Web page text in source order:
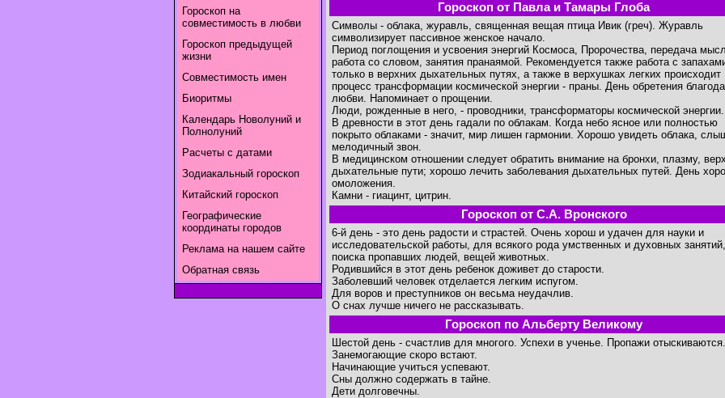
Гороскоп на
совместимость в любви
Гороскоп предыдущей
жизни
Совместимость имен
Биоритмы
Календарь Новолуний и
Полнолуний
Расчеты с датами
Зодиакальный гороскоп
Китайский гороскоп
Географические
координаты городов
Реклама на нашем сайте
Обратная связь
Гороскоп от Павла и Тамары Глоба
Символы - облака, журавль, священная вещая птица Ивик (греч). Журавль
символизирует пассивное женское начало.
Период поглощения и усвоения энергий Космоса, Пророчества, передача
работа со словом, занятия пранаямой. Рекомендуется также работа с
только в верхних дыхательных путях, а также в верхушках легких происходит
процесс трансформации космической энергии - праны. День обретения
любви. Напоминает о прощении.
Люди, рожденные в него, - проводники, трансформаторы космической энергии.
В древности в этот день гадали по облакам. Когда небо ясное или полностью
покрыто облаками - значит, мир лишен гармонии. Хорошо увидеть облака,
мелодичный звон.
В медицинском отношении следует обратить внимание на бронхи, плазму,
дыхательные пути; хорошо лечить заболевания дыхательных путей. День
омоложения.
Камни - гиацинт, цитрин.
Гороскоп от С.А. Вронского
6-й день - это день радости и страстей. Очень хорош и удачен для науки и
исследовательской работы, для всякого рода умственных и духовных занятий,
поиска пропавших людей, вещей животных.
Родившийся в этот день ребенок доживет до старости.
Заболевший человек отделается легким испугом.
Для воров и преступников он весьма неудачлив.
O снах лучше ничего не рассказывать.
Гороскоп по Альберту Великому
Шестой день - счастлив для многого. Успехи в ученье. Пропажи отыскиваются.
Занемогающие скоро встают.
Начинающие учиться успевают.
Сны должно содержать в тайне.
Дети долговечны.